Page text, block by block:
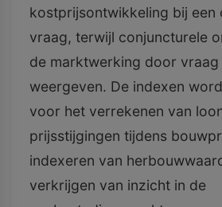
kostprijsontwikkeling bij een
vraag, terwijl conjuncturele
de marktwerking door vraag
weergeven. De indexen
voor het verrekenen van
prijsstijgingen tijdens
indexeren van
verkrijgen van inzicht in de